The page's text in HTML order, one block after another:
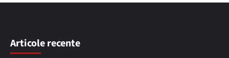
Articole recente